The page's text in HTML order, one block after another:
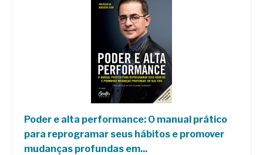
Poder e alta performance: O manual prático
para reprogramar seus hábitos e promover
mudanças profundas em...